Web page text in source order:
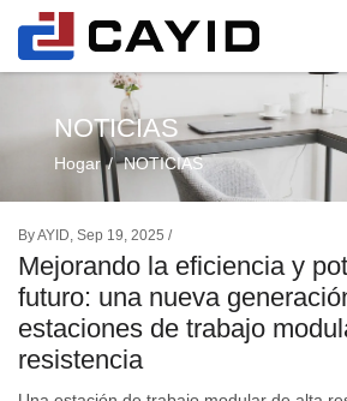
NOTICIAS
Hogar NOTICIAS
ByAYID, Sep 19, 2025 /
Mejorando la eficiencia y
futuro: una nueva
estaciones de trabajo
resistencia